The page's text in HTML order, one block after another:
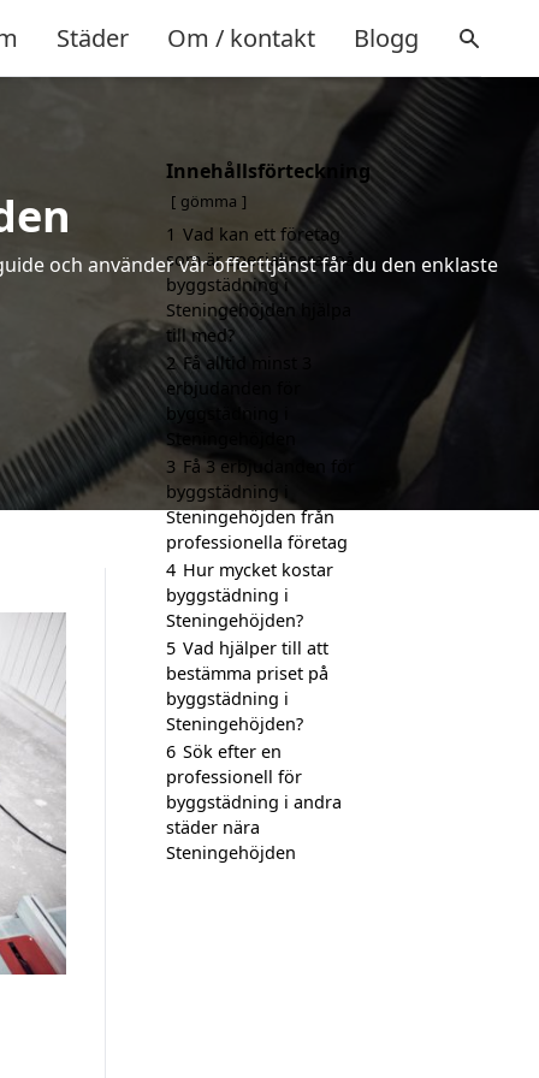
Städer Om / kontakt Blogg
och använder vår offerttjänst får du den enklaste
Innehållsförteckning
gömma
1 Vad kan ett företag
som är specialiserat på
byggstädning i
Steningehöjden hjälpa
till med?
2 Få alltid minst 3
erbjudanden för
byggstädning i
Steningehöjden
3 Få 3 erbjudanden för
byggstädning i
Steningehöjden från
professionella företag
4 Hur mycket kostar
byggstädning i
Steningehöjden?
5 Vad hjälper till att
bestämma priset på
byggstädning i
Steningehöjden?
6 Sök efter en
professionell för
byggstädning i andra
städer nära
Steningehöjden